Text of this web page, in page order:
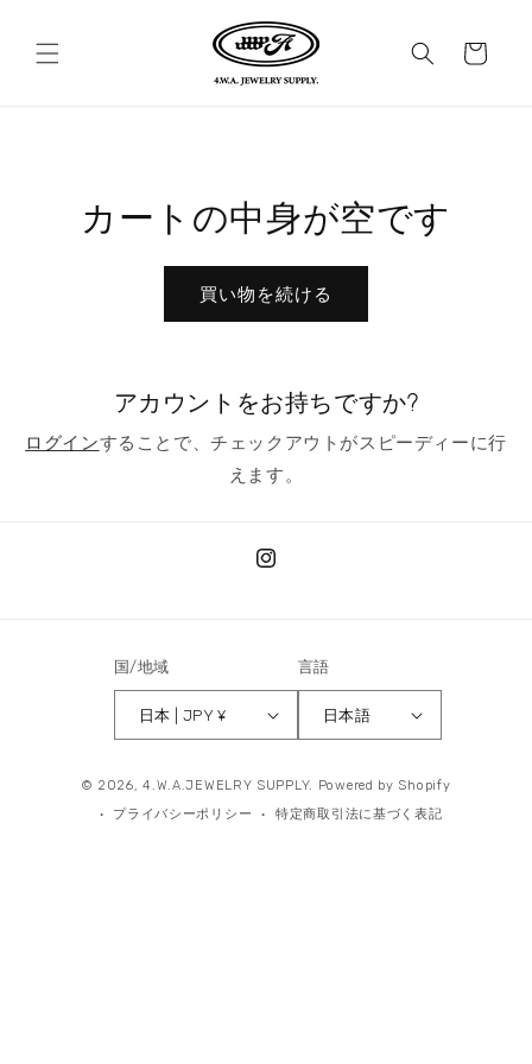
進む
ー
カートの中身が空です
買い物を続ける
アカウントをお持ちですか?
ログインすることで、チェックアウトがスピーディーに行
えます。
Instagram
国/地域
日本 | JPY ¥
言語
日本語
済
© 2026,4.W.A.JEWELRY SUPPLY. Powered by Shopify
プライバシーポリシー
特定商取引法に基づく表記